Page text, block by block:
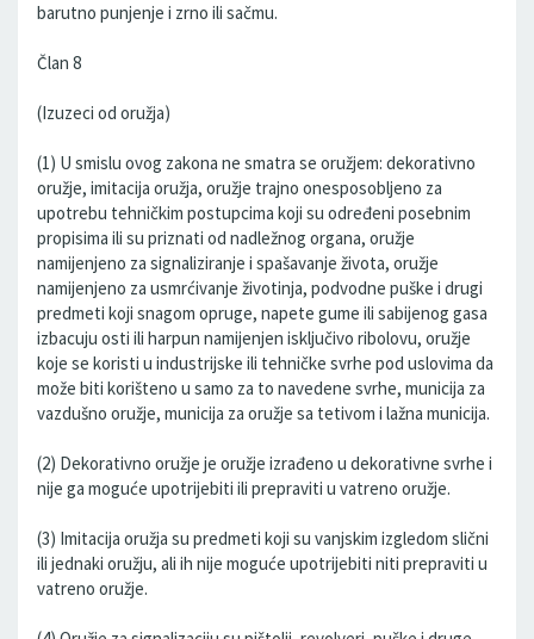
barutno punjenje i zrno ili sačmu.
Član 8
(Izuzeci od oružja)
(1) U smislu ovog zakona ne smatra se oružjem: dekorativno
oružje, imitacija oružja, oružje trajno onesposobljeno za
upotrebu tehničkim postupcima koji su određeni posebnim
propisima ili su priznati od nadležnog organa, oružje
namijenjeno za signaliziranje i spašavanje života, oružje
namijenjeno za usmrćivanje životinja, podvodne puške i drugi
predmeti koji snagom opruge, napete gume ili sabijenog gasa
izbacuju osti ili harpun namijenjen isključivo ribolovu, oružje
koje se koristi u industrijske ili tehničke svrhe pod uslovima da
može biti korišteno u samo za to navedene svrhe, municija za
vazdušno oružje, municija za oružje sa tetivom i lažna municija.
(2) Dekorativno oružje je oružje izrađeno u dekorativne svrhe i
nije ga moguće upotrijebiti ili prepraviti u vatreno oružje.
(3) Imitacija oružja su predmeti koji su vanjskim izgledom slični
ili jednaki oružju, ali ih nije moguće upotrijebiti niti prepraviti u
vatreno oružje.